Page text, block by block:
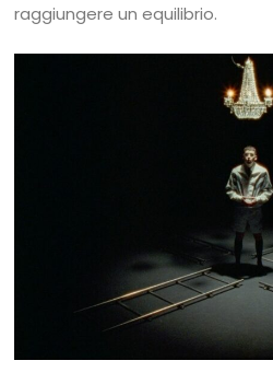
raggiungere un equilibrio.